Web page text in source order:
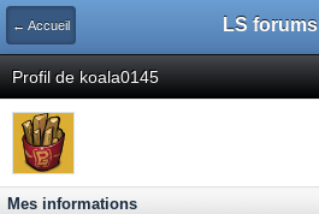
← Accueil LS forums
Profil de koala0145
Mes informations